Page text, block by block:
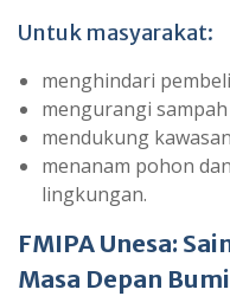
Untuk masyarakat:
menghindari
mengurangi
mendukung
menanam pohon
lingkungan.
FMIPA Unesa:
Masa Depan Bumi